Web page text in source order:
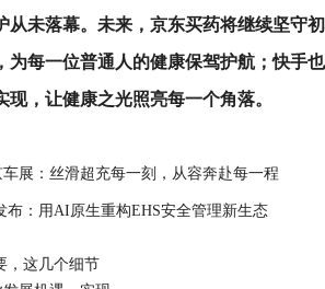
从未落幕。未来，京东买药将继续坚守
为每一位普通人的健康保驾护航；快手
，让健康之光照亮每一个角落。
展：丝滑超充每一刻，从容奔赴每一程
布：用AI原生重构EHS安全管理新生态
，这几个细节